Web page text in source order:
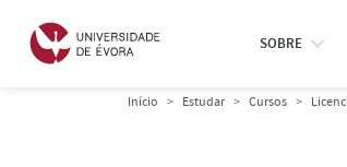
SOBRE
Início Estudar Cursos